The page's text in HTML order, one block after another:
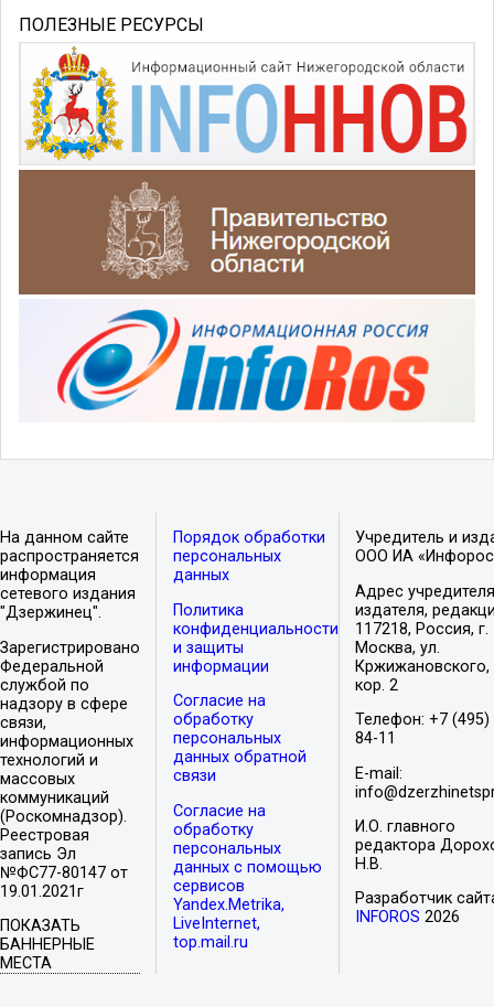
ПОЛЕЗНЫЕ РЕСУРСЫ
На данном сайте
распространяется
информация
сетевого издания
"Дзержинец".
Зарегистрировано
Федеральной
службой по
надзору в сфере
связи,
информационных
технологий и
массовых
коммуникаций
(Роскомнадзор).
Реестровая
запись Эл
№ФС77-80147 от
19.01.2021г
ПОКАЗАТЬ
БАННЕРНЫЕ
МЕСТА
Порядок обработки
персональных
данных
Политика
конфиденциальности
и защиты
информации
Согласие на
обработку
персональных
данных обратной
связи
Согласие на
обработку
персональных
данных с помощью
сервисов
Yandex.Metrika,
LiveInternet,
top.mail.ru
Учредитель и
ООО ИА
Адрес
издателя,
117218, Россия, г.
Москва, ул.
Кржижановского,
кор. 2
Телефон: +7 (495)
84-11
E-mail:
И.О. главного
редактора
Н.В.
Разработчик
INFOROS 2026